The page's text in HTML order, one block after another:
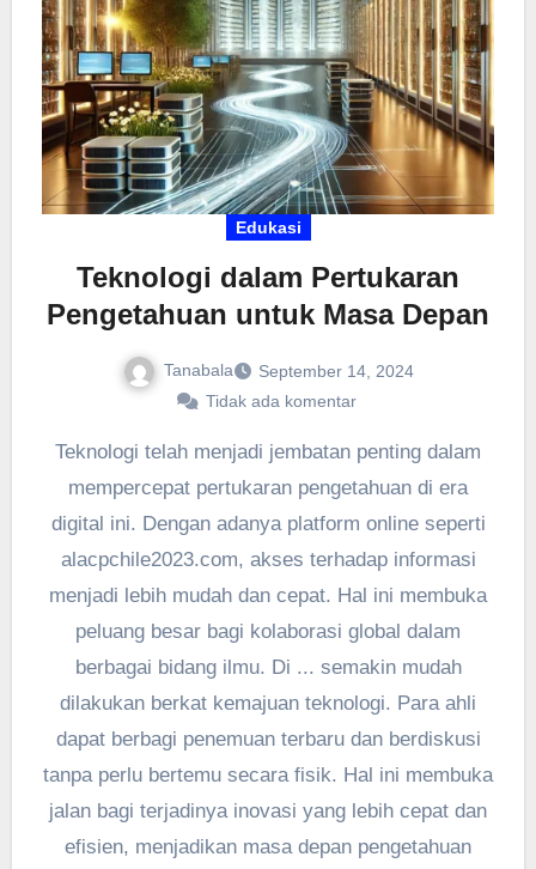
Edukasi
Teknologi dalam Pertukaran
Pengetahuan untuk Masa Depan
Tanabala
September 14, 2024
Tidak ada komentar
Teknologi telah menjadi jembatan penting dalam
mempercepat pertukaran pengetahuan di era
digital ini. Dengan adanya platform online seperti
alacpchile2023.com, akses terhadap informasi
menjadi lebih mudah dan cepat. Hal ini membuka
peluang besar bagi kolaborasi global dalam
berbagai bidang ilmu. Di ... semakin mudah
dilakukan berkat kemajuan teknologi. Para ahli
dapat berbagi penemuan terbaru dan berdiskusi
tanpa perlu bertemu secara fisik. Hal ini membuka
jalan bagi terjadinya inovasi yang lebih cepat dan
efisien, menjadikan masa depan pengetahuan